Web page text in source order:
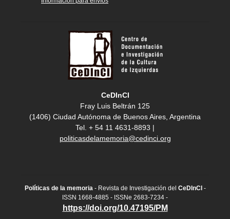
CeDInCI
Fray Luis Beltrán 125
(1406) Ciudad Autónoma de Buenos Aires, Argentina
Tel. + 54 11 4631-8893 |
politicasdelamemoria@cedinci.org
Políticas de la memoria- Revista de Investigación del CeDInCI -
ISSN 1668-4885 - ISSNe 2683-7234 -
https://doi.org/10.47195/PM